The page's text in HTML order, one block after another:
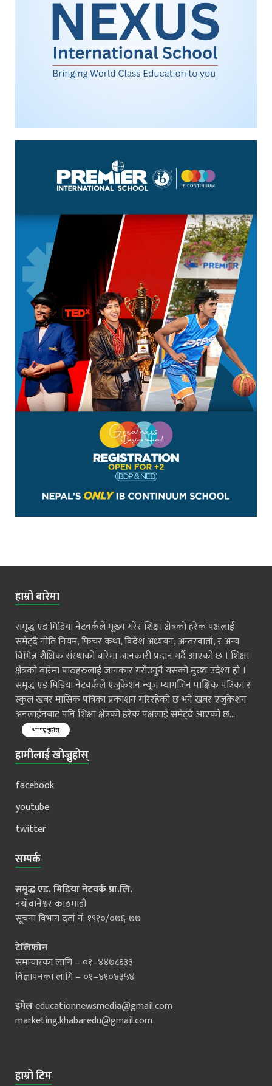
हाम्रो बारेमा
समृद्ध एड मिडिया नेटवर्कले मूख्य गरेर शिक्षा क्षेत्रको हरेक पक्षलाई
समेट्दै नीति नियम, फिचर कथा, विदेश अध्ययन, अन्तरवार्ता, र अन्य
विभिन्न शैक्षिक संस्थाको बारेमा जानकारी प्रदान गर्दै आएको छ । शिक्षा
क्षेत्रको बारेमा पाठहरुलाई जानकार गराँउनुनै यसको मुख्य उदेश्य हो ।
समृद्ध एड मिडिया नेटवर्कले एजुकेशन न्यूज म्यागजिन पाक्षिक पत्रिका र
स्कुल खबर मासिक पत्रिका प्रकाशन गरिरहेको छ भने खबर एजुकेशन
अनलाईनबाट पनि शिक्षा क्षेत्रको हरेक पक्षलाई समेट्दै आएको छ...
थप पढ्नुहोस्
हामीलाई खोज्नुहोस्
facebook
youtube
twitter
सम्पर्क
समृद्ध एड. मिडिया नेटवर्क प्रा.लि.
नयाँवानेश्वर काठमाडौं
सूचना विभाग दर्ता नं: १९१०/०७६-७७
टेलिफोन
समाचारका लागि – ०१–४४७८६३३
विज्ञापनका लागि – ०१–४१०४३५४
इमेलeducationnewsmedia@gmail.com
marketing.khabaredu@gmail.com
हाम्रो टिम